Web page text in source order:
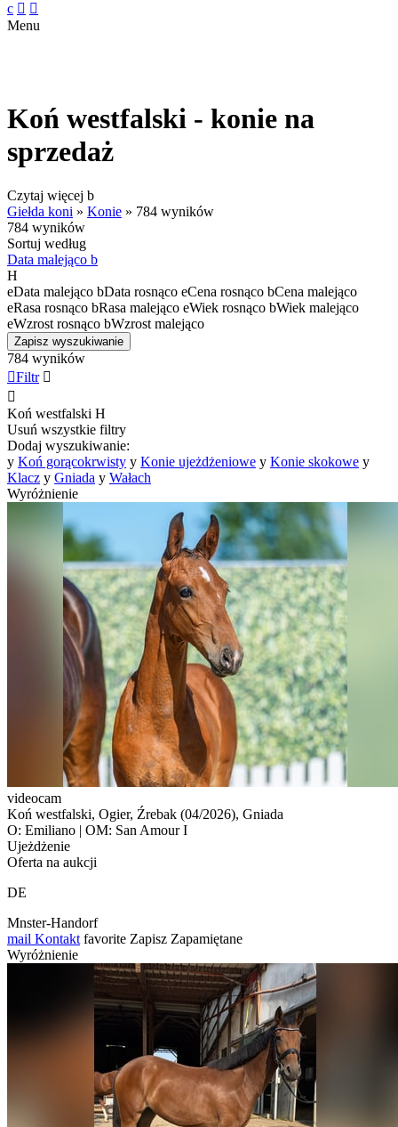
c  
Menu
Koń westfalski - konie na
sprzedaż
Czytaj więcej b
Giełda koni » Konie » 784 wyników
784 wyników
Sortuj według
Data malejąco b
H
eData malejąco bData rosnąco eCena rosnąco bCena malejąco
eRasa rosnąco bRasa malejąco eWiek rosnąco bWiek malejąco
eWzrost rosnąco bWzrost malejąco
Zapisz wyszukiwanie
784 wyników
Filtr 

Koń westfalski H
Usuń wszystkie filtry
Dodaj wyszukiwanie:
y Koń gorącokrwisty y Konie ujeżdżeniowe y Konie skokowe y
Klacz y Gniada y Wałach
Wyróżnienie
videocam
Koń westfalski, Ogier, Źrebak (04/2026), Gniada
O: Emiliano | OM: San Amour I
Ujeżdżenie
Oferta na aukcji
DE
Mnster-Handorf
mail Kontakt favorite Zapisz Zapamiętane
Wyróżnienie